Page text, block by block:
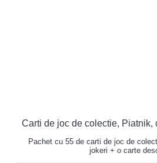
Carti de joc de colectie, Piatnik,
Pachet cu 55 de carti de joc de
jokeri + o carte